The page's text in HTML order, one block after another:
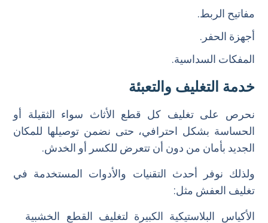
مفاتيح الربط.
أجهزة الحفر.
المفكات السداسية.
خدمة التغليف والتعبئة
نحرص على تغليف كل قطع الأثاث سواء الثقيلة أو
الحساسة بشكل احترافي، حتى نضمن توصيلها للمكان
الجديد بأمان من دون أن تتعرض للكسر أو الخدش.
ولذلك نوفر أحدث التقنيات والأدوات المستخدمة في
تغليف العفش مثل:
الأكياس البلاستيكية الكبيرة لتغليف القطع الخشبية